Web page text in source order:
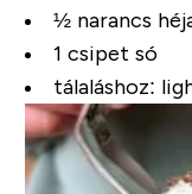
½ narancs
1 csipet só
tálaláshoz: